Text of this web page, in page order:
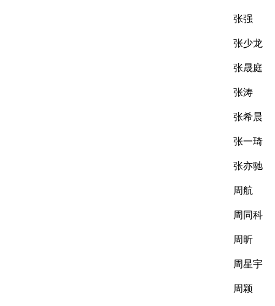
张强
张少龙
张晟庭
张涛
张希晨
张一琦
张亦驰
周航
周同科
周昕
周星宇
周颖